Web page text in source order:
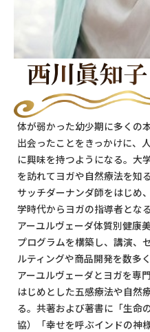
体が弱かった幼少期に多くの
出会ったことをきっかけに、
に興味を持つようになる。大
を訪れてヨガや自然療法を知
サッチダーナンダ師をはじめ
学時代からヨガの指導者となる
アーユルヴェーダ体質別健康
プログラムを構築し、講演、
ルティングや商品開発を数多
アーユルヴェーダとヨガを専
はじめとした五感療法や自然
る。共著および著書に「生命
協）「幸せを呼ぶインドの神